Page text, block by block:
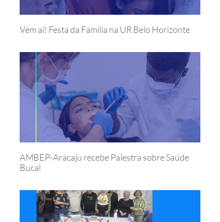
Vem aí! Festa da Família na UR Belo Horizonte
AMBEP-Aracaju recebe Palestra sobre Saúde
Bucal